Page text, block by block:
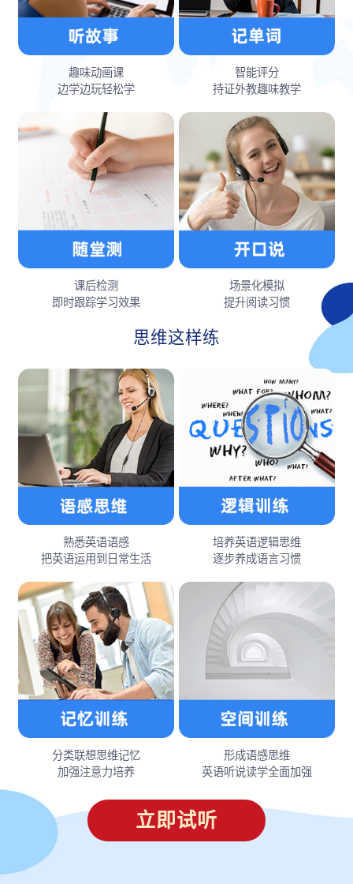
趣味动画课
边学边玩轻松学
智能评分
持证外教趣味教学
课后检测
即时跟踪学习效果
场景化模拟
提升阅读习惯
思维这样练
熟悉英语语感
把英语运用到日常生活
培养英语逻辑思维
逐步养成语言习惯
分类联想思维记忆
加强注意力培养
形成语感思维
英语听说读学全面加强
立即试听